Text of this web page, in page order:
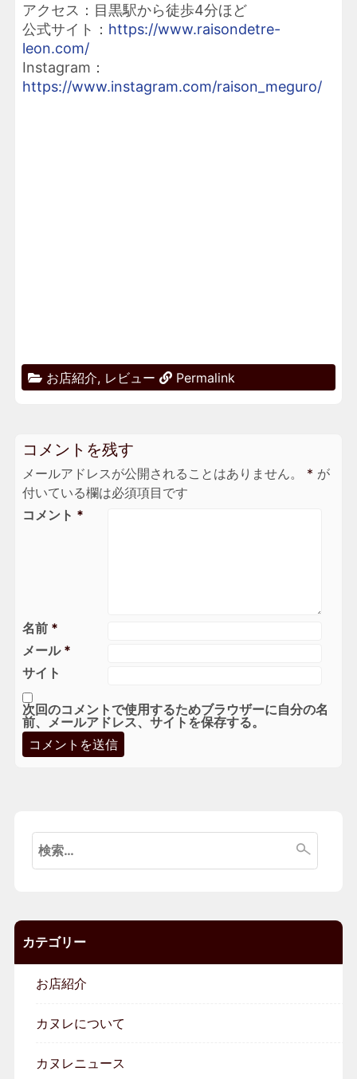
アクセス：目黒駅から徒歩4分ほど
公式サイト： https://www.raisondetre-
leon.com/
Instagram：
https://www.instagram.com/raison_meguro/
お店紹介, レビュー Permalink
コメントを残す
メールアドレスが公開されることはありません。 * が
付いている欄は必須項目です
コメント *
名前 *
メール *
サイト
次回のコメントで使用するためブラウザーに自分の名
前、メールアドレス、サイトを保存する。
検
索:
カテゴリー
お店紹介
カヌレについて
カヌレニュース